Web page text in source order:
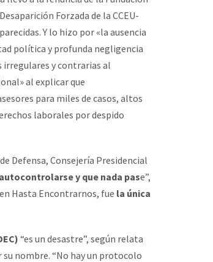
Forzada de la CCEU-
Y lo hizo por «la ausencia
política y profunda negligencia
irregulares y contrarias al
al explicar que
para miles de casos, altos
laborales por despido
Defensa, Consejería Presidencial
y que nada pase”,
Hasta Encontrarnos, fue la única
“es un desastre”, según relata
nombre. “No hay un protocolo